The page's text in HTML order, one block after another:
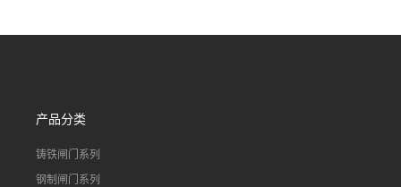
道水库电站污水处理钢制闸
产品分类
铸铁闸门系列
钢制闸门系列